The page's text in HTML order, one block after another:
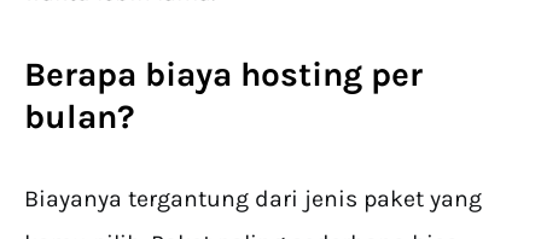
Berapa biaya hosting per
bulan?
Biayanya tergantung dari jenis paket yang